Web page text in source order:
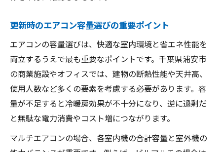
更新時のエアコン容量選びの重要ポイント
エアコンの容量選びは、快適な室内環境と省エネ性能を
両立するうえで最も重要なポイントです。千葉県浦安市
の商業施設やオフィスでは、建物の断熱性能や天井高、
使用人数など多くの要素を考慮する必要があります。容
量が不足すると冷暖房効果が不十分になり、逆に過剰だ
と無駄な電力消費やコスト増につながります。
マルチエアコンの場合、各室内機の合計容量と室外機の